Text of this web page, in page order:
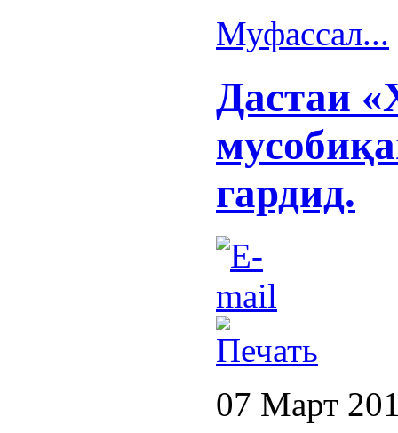
Муфассал...
Дастаи
гардид.
07 Март